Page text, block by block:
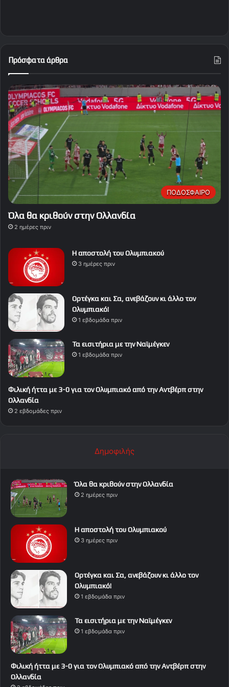
Πρόσφατα άρθρα
ΠΟΔΟΣΦΑΙΡΟ
Όλα θα κριθούν στην Ολλανδία
2 ημέρες πριν
Η αποστολή του Ολυμπιακού
3 ημέρες πριν
Ορτέγκα και Σα, ανεβάζουν κι άλλο τον
Ολυμπιακό!
1 εβδομάδα πριν
Τα εισιτήρια με την Ναϊμέγκεν
1 εβδομάδα πριν
Φιλική ήττα με 3-0 για τον Ολυμπιακό από την Αντβέρπ στην
Ολλανδία
2 εβδομάδες πριν
Δημοφιλής
Όλα θα κριθούν στην Ολλανδία
2 ημέρες πριν
Η αποστολή του Ολυμπιακού
3 ημέρες πριν
Ορτέγκα και Σα, ανεβάζουν κι άλλο τον
Ολυμπιακό!
1 εβδομάδα πριν
Τα εισιτήρια με την Ναϊμέγκεν
1 εβδομάδα πριν
Φιλική ήττα με 3-0 για τον Ολυμπιακό από την Αντβέρπ στην
Ολλανδία